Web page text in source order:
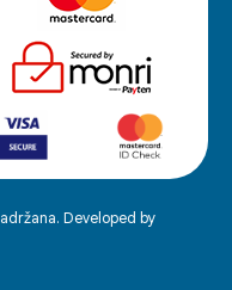
Developed by